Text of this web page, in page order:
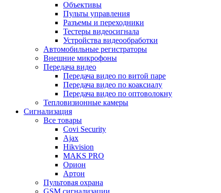
Объективы
Пульты управления
Разъемы и переходники
Тестеры видеосигнала
Устройства видеообработки
Автомобильные регистраторы
Внешние микрофоны
Передача видео
Передача видео по витой паре
Передача видео по коаксиалу
Передача видео по оптоволокну
Тепловизионные камеры
Сигнализация
Все товары
Covi Security
Ajax
Hikvision
MAKS PRO
Орион
Артон
Пультовая охрана
GSM сигнализации